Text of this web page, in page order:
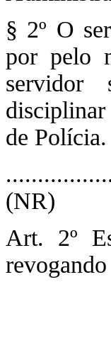
§ 2º O
por pelo
servidor
de Polícia.
(NR)
Art. 2º